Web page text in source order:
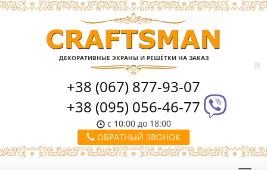
ДЕКОРАТИВНЫЕ ЭКРАНЫ И РЕШЁТКИ НА ЗАКАЗ
+38 (067) 877-93-07
+38 (095) 056-46-77
с 10:00 до 18:00
ОБРАТНЫЙ ЗВОНОК